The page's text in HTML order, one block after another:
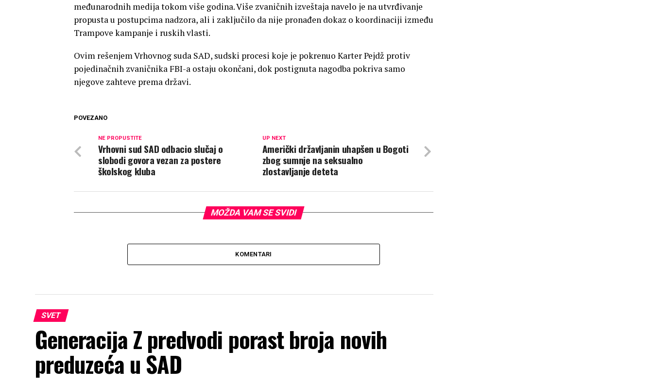
međunarodnih medija tokom više godina. Više zvaničnih izveštaja navelo je na utvrđivanje
propusta u postupcima nadzora, ali i zaključilo da nije pronađen dokaz o koordinaciji između
Trampove kampanje i ruskih vlasti.
Ovim rešenjem Vrhovnog suda SAD, sudski procesi koje je pokrenuo Karter Pejdž protiv
pojedinačnih zvaničnika FBI-a ostaju okončani, dok postignuta nagodba pokriva samo
njegove zahteve prema državi.
POVEZANO
UP NEXT
Američki državljanin uhapšen u Bogoti
zbog sumnje na seksualno
zlostavljanje deteta
NE PROPUSTITE
Vrhovni sud SAD odbacio slučaj o
slobodi govora vezan za postere
školskog kluba
MOŽDA VAM SE SVIDI
KOMENTARI
SVET
Generacija Z predvodi porast broja novih
preduzeća u SAD